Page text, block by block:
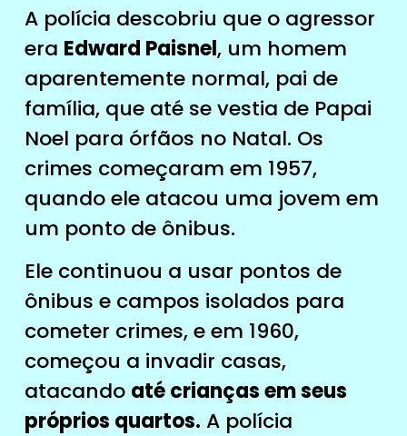
A polícia descobriu que o agressor
era Edward Paisnel, um homem
aparentemente normal, pai de
família, que até se vestia de Papai
Noel para órfãos no Natal. Os
crimes começaram em 1957,
quando ele atacou uma jovem em
um ponto de ônibus.
Ele continuou a usar pontos de
ônibus e campos isolados para
cometer crimes, e em 1960,
começou a invadir casas,
atacando até crianças em seus
próprios quartos. A polícia